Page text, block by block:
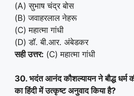
(A) सुभाष चंद्र बोस
(B) जवाहरलाल नेहरू
(C) महात्मा गांधी
(D) डॉ. बी.आर. अंबेडकर
सही उत्तर: (C) महात्मा गांधी
30. भदंत आनंद कौशल्यायन ने बौद्ध धर्म
का हिंदी में उत्कृष्ट अनुवाद किया है?